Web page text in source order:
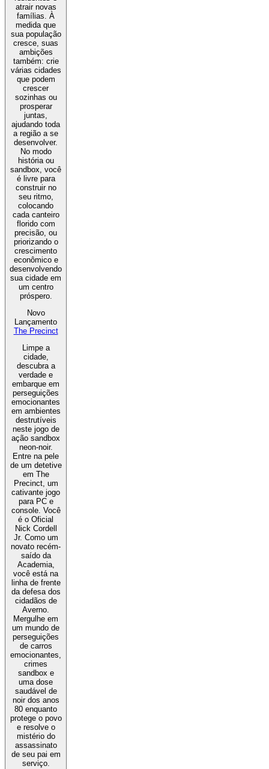
atrair novas
famílias. À
medida que
sua população
cresce, suas
ambições
também: crie
várias cidades
que podem
crescer
sozinhas ou
prosperar
juntas,
ajudando toda
a região a se
desenvolver.
No modo
história ou
sandbox, você
é livre para
construir no
seu ritmo,
colocando
cada canteiro
florido com
precisão, ou
priorizando o
crescimento
econômico e
desenvolvendo
sua cidade em
um centro
próspero.
Novo
Lançamento
The Precinct
Limpe a
cidade,
descubra a
verdade e
embarque em
perseguições
emocionantes
em ambientes
destrutíveis
neste jogo de
ação sandbox
neon-noir.
Entre na pele
de um detetive
em The
Precinct, um
cativante jogo
para PC e
console. Você
é o Oficial
Nick Cordell
Jr. Como um
novato recém-
saído da
Academia,
você está na
linha de frente
da defesa dos
cidadãos de
Averno.
Mergulhe em
um mundo de
perseguições
de carros
emocionantes,
crimes
sandbox e
uma dose
saudável de
noir dos anos
80 enquanto
protege o povo
e resolve o
mistério do
assassinato
de seu pai em
serviço.